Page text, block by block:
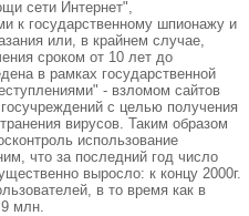
сети Интернет",
к государственному шпионажу и
или, в крайнем случае,
сроком от 10 лет до
в рамках государственной
- взломом сайтов
с целью получения
вирусов. Таким образом
использование
что за последний год число
выросло: к концу 2000г.
в то время как в
млн.